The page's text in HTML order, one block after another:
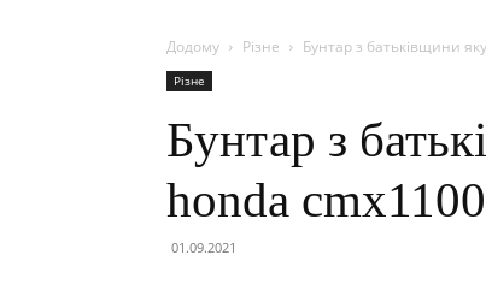
Додому Різне Бунтар з батьківщини
Різне
Бунтар з
honda
01.09.2021